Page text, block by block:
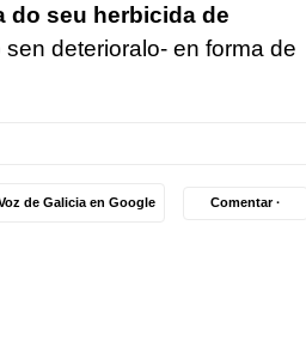
do seu herbicida de
deterioralo- en forma de
de Galicia en Google Comentar ·